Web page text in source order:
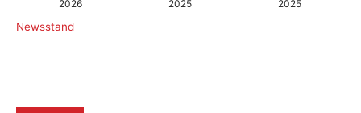
2026
2025
2025
Newsstand